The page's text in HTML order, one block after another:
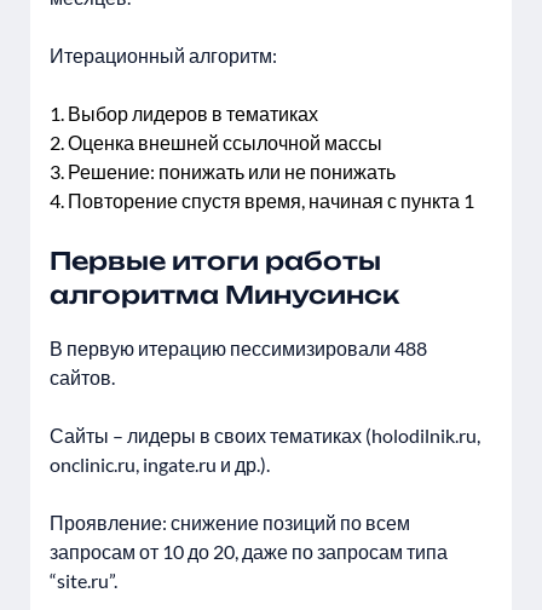
Итерационный алгоритм:
Выбор лидеров в тематиках
Оценка внешней ссылочной массы
Решение: понижать или не понижать
Повторение спустя время, начиная с пункта 1
Первые итоги работы
алгоритма Минусинск
В первую итерацию пессимизировали 488
сайтов.
Сайты – лидеры в своих тематиках (holodilnik.ru,
onclinic.ru, ingate.ru и др.).
Проявление: снижение позиций по всем
запросам от 10 до 20, даже по запросам типа
“site.ru”.